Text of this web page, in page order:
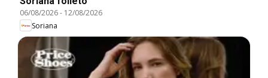
06/08/2026- 12/08/2026
Soriana